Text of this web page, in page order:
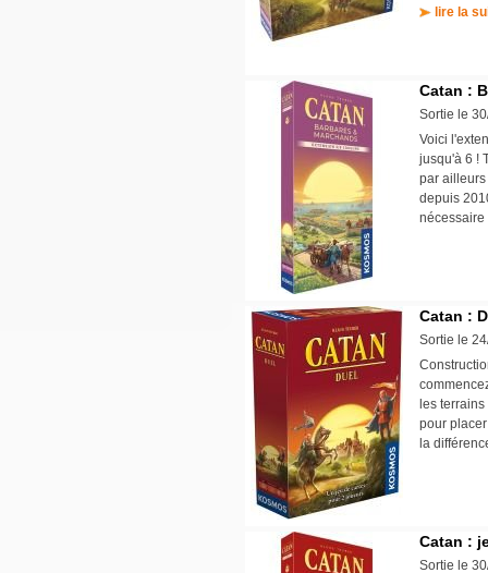
lire la
Catan :
Sortie le
Voici
jusqu'à 6 !
par
depuis
Catan :
Sortie le
les
pour
la
Catan :
Sortie le